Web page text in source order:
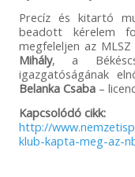
Precíz és kitartó
beadott kérelem
megfeleljen az
Mihály, a
igazgatóságának
Belanka Csaba–
Kapcsolódó cikk:
http://
klub-kapta-meg-az-